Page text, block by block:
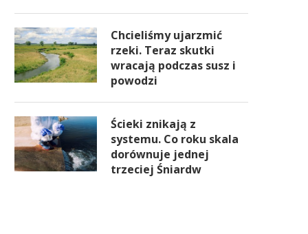
Chcieliśmy ujarzmić
rzeki. Teraz skutki
wracają podczas susz i
powodzi
Ścieki znikają z
systemu. Co roku skala
dorównuje jednej
trzeciej Śniardw